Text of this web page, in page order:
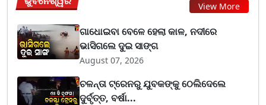
View More
ଗାଧୋଇବା ବେଳେ ହେଲା କାଳ, ନଦୀରେ
ଭାସିଗଲେ ଦୁଇ ସାଙ୍ଗ
August 07, 2026
ଚଳନ୍ତା ଟ୍ରେନରୁ ଯୁବକଙ୍କୁ ଠେଲିଦେଲେ
ଦୁର୍ବୃତ୍ତ, ବର୍ଷା...